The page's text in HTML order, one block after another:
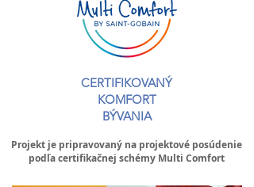
CERTIFIKOVANÝ
KOMFORT
BÝVANIA
Projekt je pripravovaný na projektové posúdenie
podľa certifikačnej schémy Multi Comfort